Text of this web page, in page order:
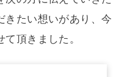
きたい想いがあり、今
頂きました。